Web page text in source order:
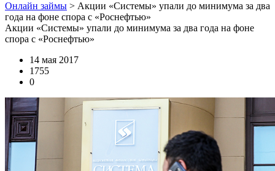
Онлайн займы > Акции «Системы» упали до минимума за два
года на фоне спора с «Роснефтью»
Акции «Системы» упали до минимума за два года на фоне
спора с «Роснефтью»
14 мая 2017
1755
0